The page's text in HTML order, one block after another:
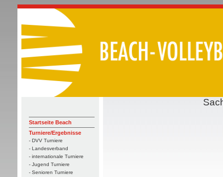
Startseite Beach
Turniere/Ergebnisse
- DVV Turniere
- Landesverband
- internationale Turniere
- Jugend Turniere
- Senioren Turniere